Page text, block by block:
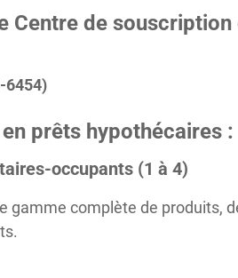
Centre de
6454)
prêts hypothécaires :
occupants (1 à 4)
gamme complète de produits,